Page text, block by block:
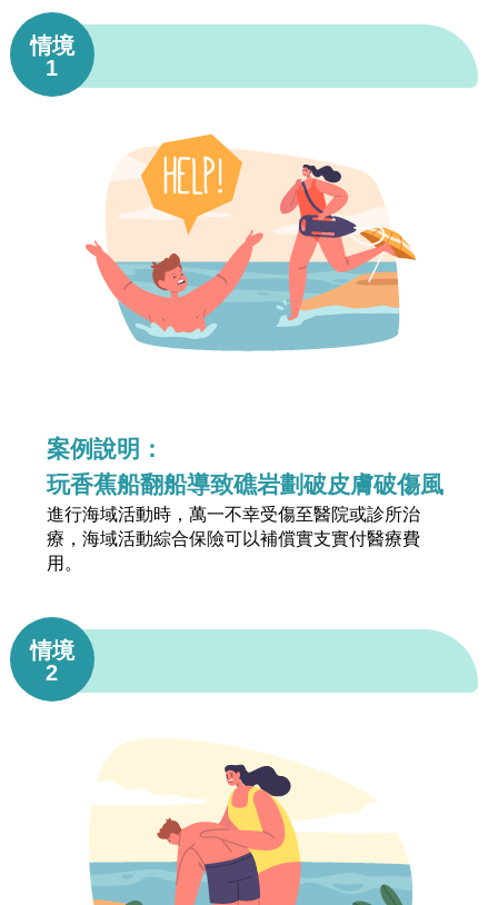
情境
1
案例說明：
玩香蕉船翻船導致礁岩劃破皮膚破傷風
進行海域活動時，萬一不幸受傷至醫院或診所治
療，海域活動綜合保險可以補償實支實付醫療費
用。
情境
2